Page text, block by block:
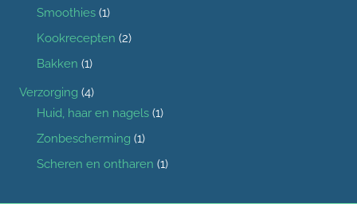
Smoothies(1)
Kookrecepten (2)
Bakken (1)
Verzorging (4)
Huid, haar en nagels(1)
Zonbescherming (1)
Scheren en ontharen (1)